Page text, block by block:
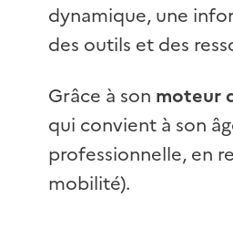
dynamique, une
des outils et des
Grâce à son moteur
qui convient à son
professionnelle, en
mobilité).